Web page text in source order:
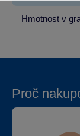
Hmotnost v
Proč